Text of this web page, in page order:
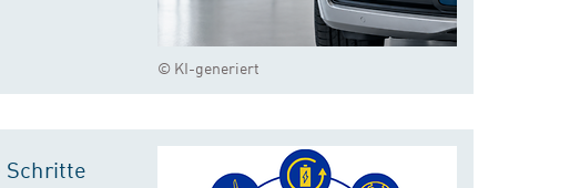
© KI-generiert
Schritte